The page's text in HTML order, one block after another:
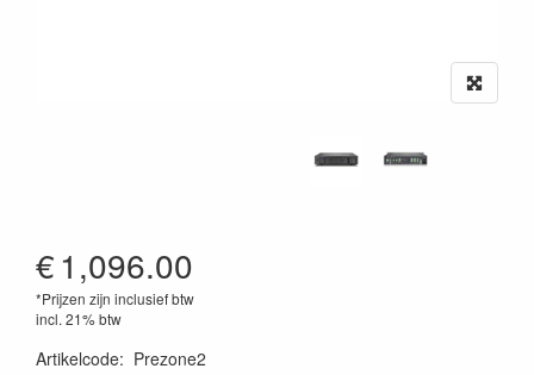
€1,096.00
*Prijzen zijn inclusief btw
incl. 21% btw
Artikelcode: Prezone2